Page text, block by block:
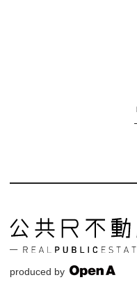
produced by